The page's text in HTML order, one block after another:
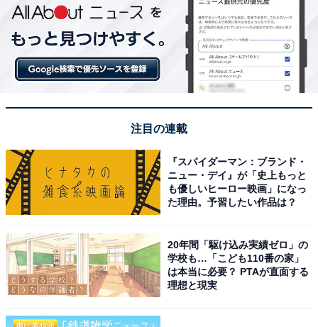
間にするとドーンと構えることができ、差別することが
なく誰に対しても対等に接することができる人になるの
注目の連載
『スパイダーマン：ブランド・
ニュー・デイ』が「史上もっと
も優しいヒーロー映画」になっ
た理由。予習したい作品は？
20年間「駆け込み実績ゼロ」の
学校も…「こども110番の家」
は本当に必要？ PTAが直面する
理想と現実